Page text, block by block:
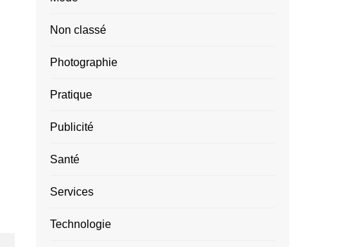
Non classé
Photographie
Pratique
Publicité
Santé
Services
Technologie